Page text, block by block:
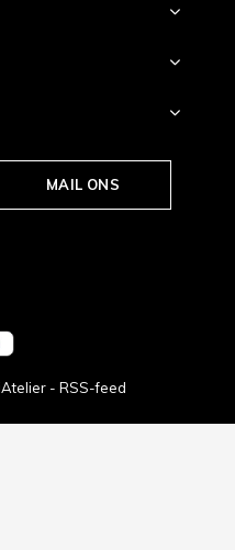
MAIL ONS
- RSS-feed